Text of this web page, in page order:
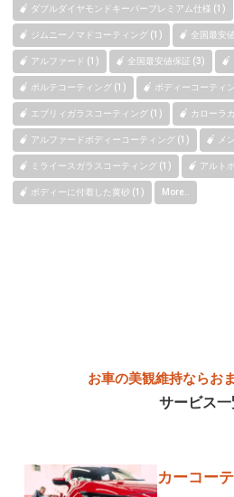
ダブルダイヤモンドキーパープレミアム仕様 (1)
ジムニーノマドコーティング (1) 全国最安
アルファード (1) 全国最安値保証 (3)
ポルテコーティング (1) ボディーコーティ
エブリィガラスコーティング (1) カローラ
アルファードボディーコーティング (1) メ
ミライースガラスコーティング (1) アルト
ボディーに付着した黄砂 (1) More..
お車の美観維持ならお
サービス
カーコー